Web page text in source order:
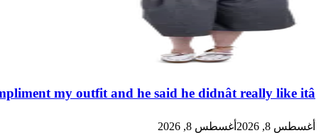
my outfit and he said he didnât really like itâ
أغسطس 8, 2026 أغسطس 8, 2026